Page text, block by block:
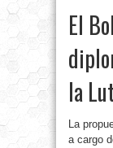
El
la
La
a cargo